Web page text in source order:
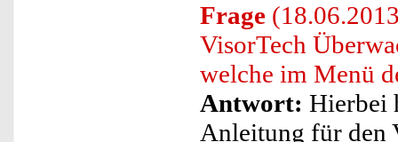
Frage
VisorTech
welche im Menü
Antwort: Hierbei
Anleitung für den